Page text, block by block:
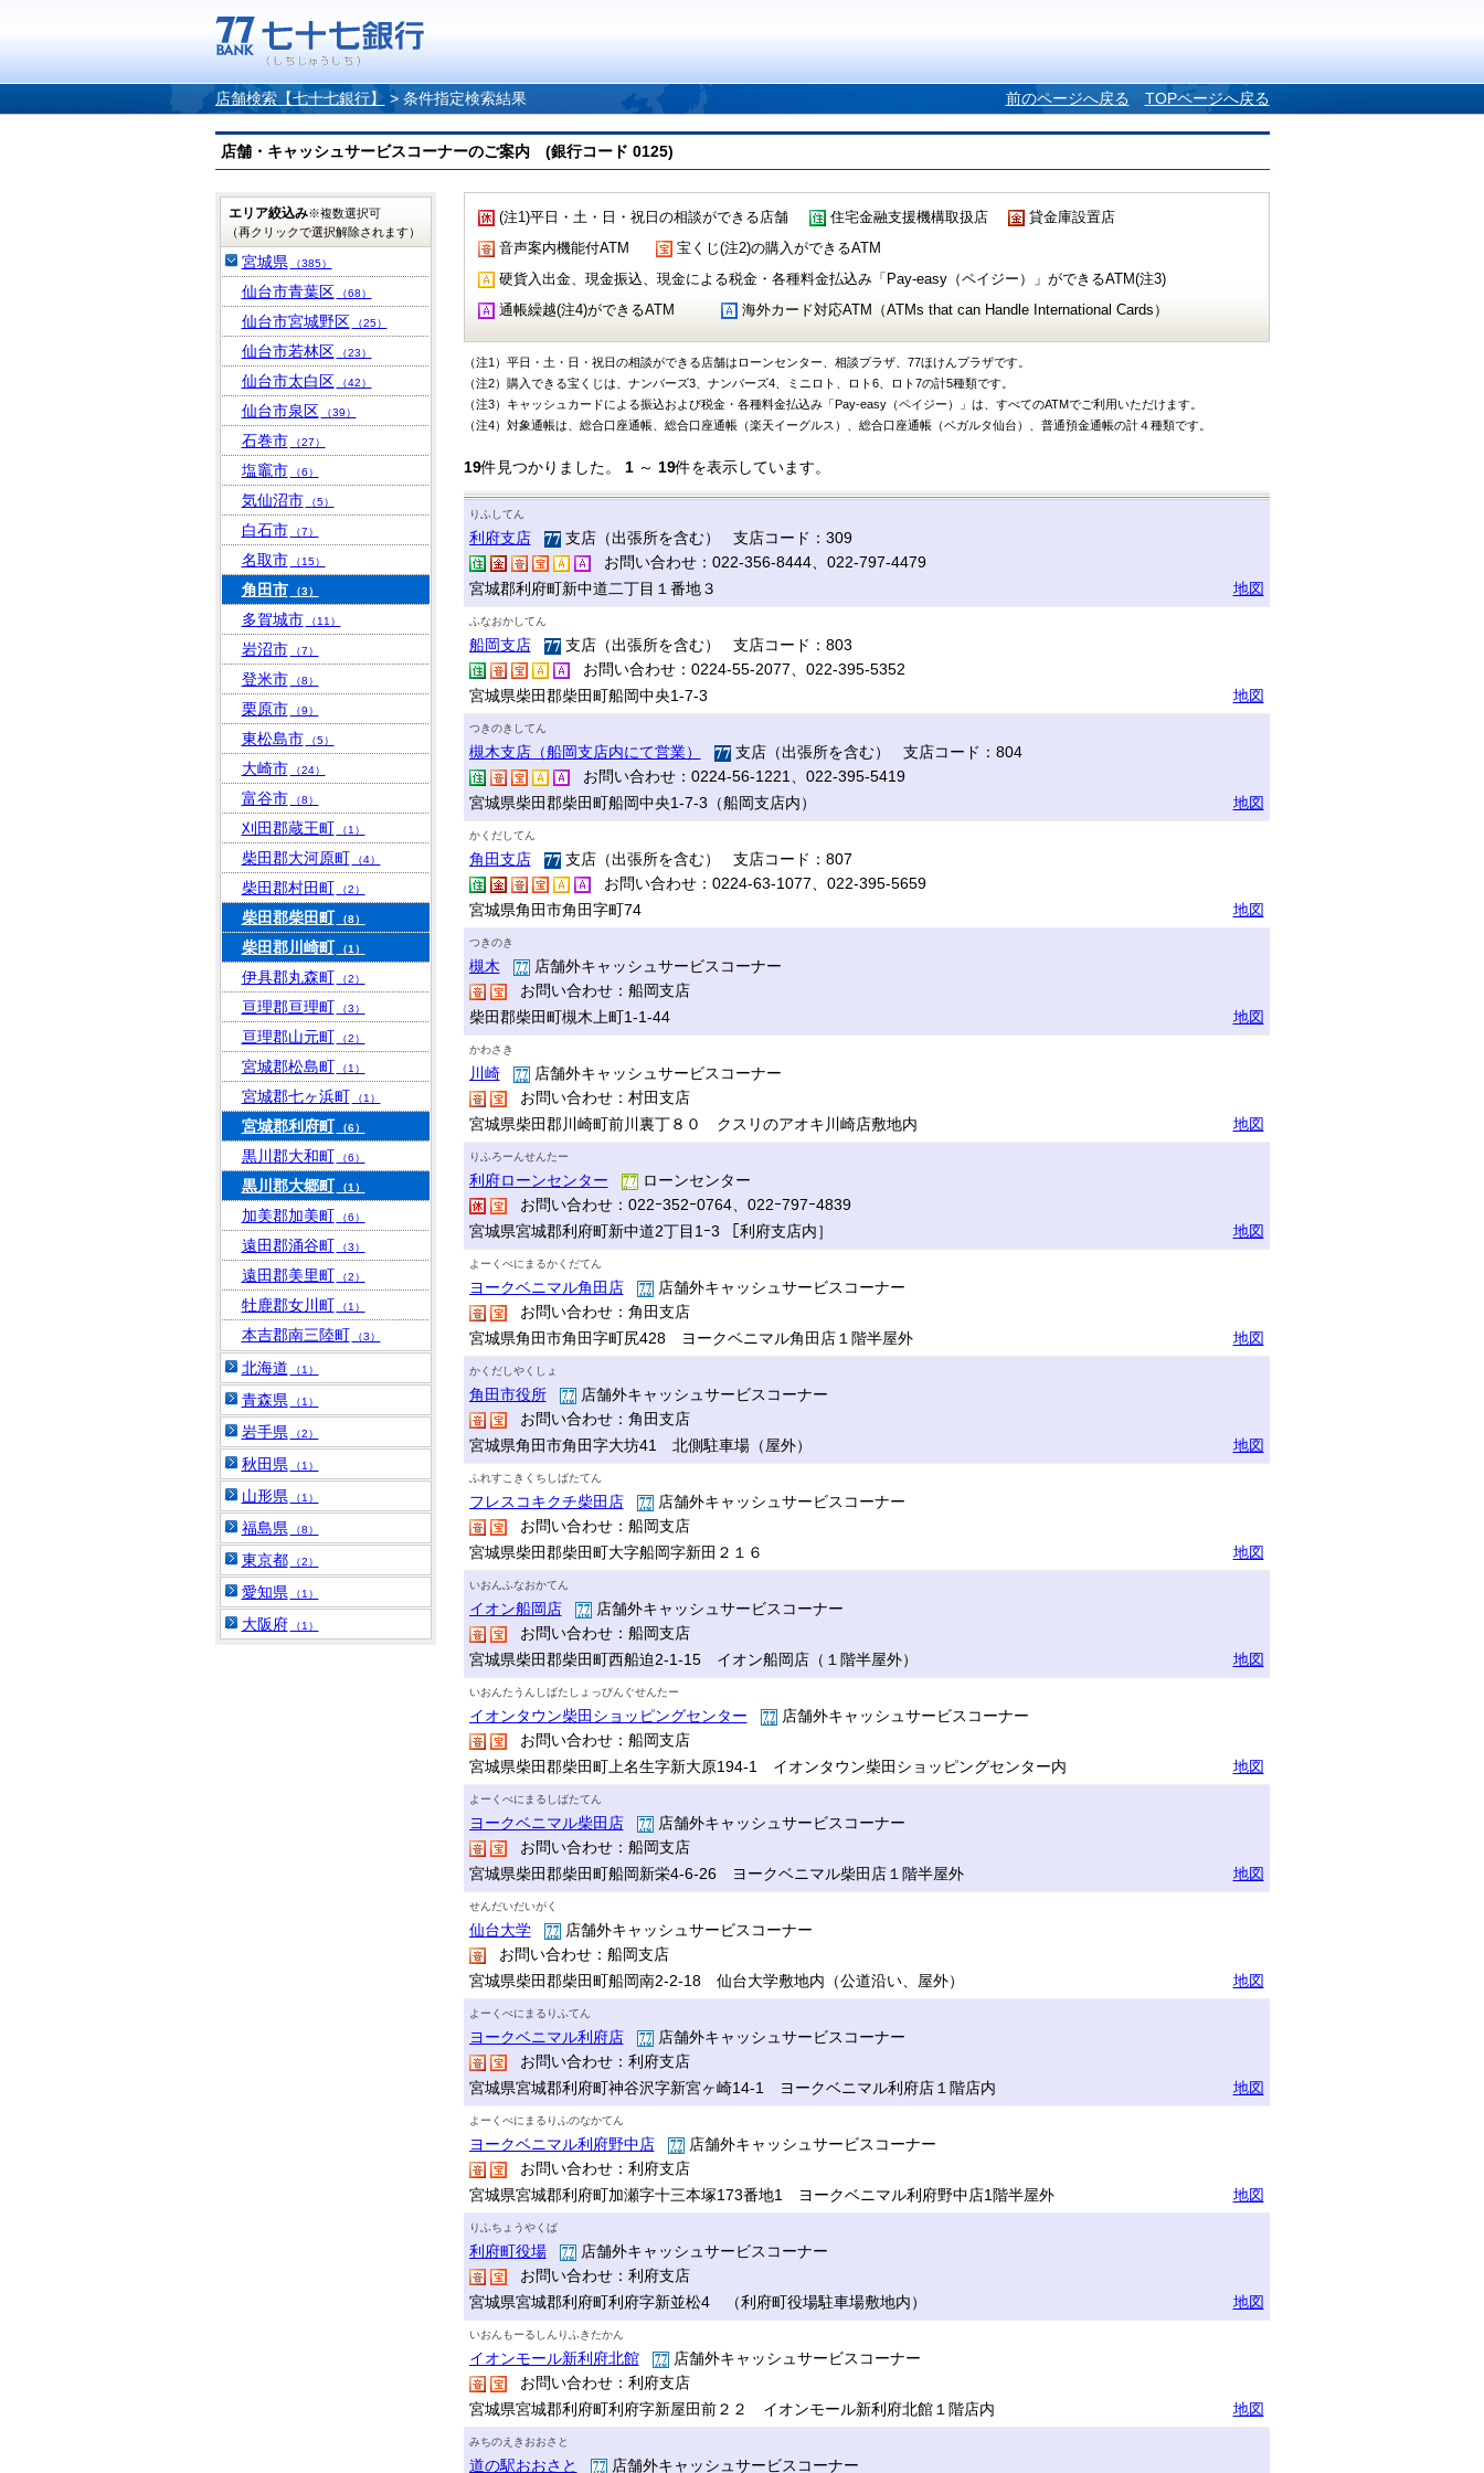
店舗検索【七十七銀行】 > 条件指定検索結果 前のページへ戻る TOPページへ戻る
店舗・キャッシュサービスコーナーのご案内 (銀行コード 0125)
(注1)平日・土・日・祝日の相談ができる店舗 住宅金融支援機構取扱店
貸金庫設置店
音声案内機能付ATM
宝くじ(注2)の購入ができるATM
硬貨入出金、現金振込、現金による税金・各種料金払込み「Pay-easy（ペイジー）」ができるATM(注3)
通帳繰越(注4)ができるATM
海外カード対応ATM（ATMs that can Handle International Cards）
（注1）平日・土・日・祝日の相談ができる店舗はローンセンター、相談プラザ、77ほけんプラザです。
（注2）購入できる宝くじは、ナンバーズ3、ナンバーズ4、ミニロト、ロト6、ロト7の計5種類です。
（注3）キャッシュカードによる振込および税金・各種料金払込み「Pay-easy（ペイジー）」は、すべてのATMでご利用いただけます。
（注4）対象通帳は、総合口座通帳、総合口座通帳（楽天イーグルス）、総合口座通帳（ベガルタ仙台）、普通預金通帳の計４種類です。
19件見つかりました。 1～ 19件を表示しています。
りふしてん
利府支店
支店（出張所を含む） 支店コード：309
お問い合わせ：022-356-8444、022-797-4479
宮城郡利府町新中道二丁目１番地３
地図
ふなおかしてん
船岡支店
支店（出張所を含む） 支店コード：803
お問い合わせ：0224-55-2077、022-395-5352
宮城県柴田郡柴田町船岡中央1-7-3
地図
つきのきしてん
槻木支店（船岡支店内にて営業）
支店（出張所を含む） 支店コード：804
お問い合わせ：0224-56-1221、022-395-5419
宮城県柴田郡柴田町船岡中央1-7-3（船岡支店内）
地図
かくだしてん
角田支店
支店（出張所を含む） 支店コード：807
お問い合わせ：0224-63-1077、022-395-5659
宮城県角田市角田字町74
地図
つきのき
槻木
店舗外キャッシュサービスコーナー
お問い合わせ：船岡支店
柴田郡柴田町槻木上町1-1-44
地図
かわさき
川崎
店舗外キャッシュサービスコーナー
お問い合わせ：村田支店
宮城県柴田郡川崎町前川裏丁８０ クスリのアオキ川崎店敷地内
地図
りふろーんせんたー
利府ローンセンター
ローンセンター
お問い合わせ：022ｰ352ｰ0764、022ｰ797ｰ4839
宮城県宮城郡利府町新中道2丁目1ｰ3 ［利府支店内］
地図
よーくべにまるかくだてん
ヨークベニマル角田店
店舗外キャッシュサービスコーナー
お問い合わせ：角田支店
宮城県角田市角田字町尻428 ヨークベニマル角田店１階半屋外
地図
かくだしやくしょ
角田市役所
店舗外キャッシュサービスコーナー
お問い合わせ：角田支店
宮城県角田市角田字大坊41 北側駐車場（屋外）
地図
ふれすこきくちしばたてん
フレスコキクチ柴田店
店舗外キャッシュサービスコーナー
お問い合わせ：船岡支店
宮城県柴田郡柴田町大字船岡字新田２１６
地図
いおんふなおかてん
イオン船岡店
店舗外キャッシュサービスコーナー
お問い合わせ：船岡支店
宮城県柴田郡柴田町西船迫2-1-15 イオン船岡店（１階半屋外）
地図
いおんたうんしばたしょっぴんぐせんたー
イオンタウン柴田ショッピングセンター
店舗外キャッシュサービスコーナー
お問い合わせ：船岡支店
宮城県柴田郡柴田町上名生字新大原194-1 イオンタウン柴田ショッピングセンター内
地図
よーくべにまるしばたてん
ヨークベニマル柴田店
店舗外キャッシュサービスコーナー
お問い合わせ：船岡支店
宮城県柴田郡柴田町船岡新栄4-6-26 ヨークベニマル柴田店１階半屋外
地図
せんだいだいがく
仙台大学
店舗外キャッシュサービスコーナー
お問い合わせ：船岡支店
宮城県柴田郡柴田町船岡南2-2-18 仙台大学敷地内（公道沿い、屋外）
地図
よーくべにまるりふてん
ヨークベニマル利府店
店舗外キャッシュサービスコーナー
お問い合わせ：利府支店
宮城県宮城郡利府町神谷沢字新宮ヶ崎14-1 ヨークベニマル利府店１階店内
地図
よーくべにまるりふのなかてん
ヨークベニマル利府野中店
店舗外キャッシュサービスコーナー
お問い合わせ：利府支店
宮城県宮城郡利府町加瀬字十三本塚173番地1 ヨークベニマル利府野中店1階半屋外
地図
りふちょうやくば
利府町役場
店舗外キャッシュサービスコーナー
お問い合わせ：利府支店
宮城県宮城郡利府町利府字新並松4 （利府町役場駐車場敷地内）
地図
いおんもーるしんりふきたかん
イオンモール新利府北館
店舗外キャッシュサービスコーナー
お問い合わせ：利府支店
宮城県宮城郡利府町利府字新屋田前２２ イオンモール新利府北館１階店内
地図
みちのえきおおさと
道の駅おおさと 店舗外キャッシュサービスコーナー
エリア絞込み※複数選択可
（再クリックで選択解除されます）
宮城県 （385）
仙台市青葉区 （68）
仙台市宮城野区 （25）
仙台市若林区 （23）
仙台市太白区 （42）
仙台市泉区 （39）
石巻市 （27）
塩竈市 （6）
気仙沼市 （5）
白石市 （7）
名取市 （15）
角田市 （3）
多賀城市 （11）
岩沼市 （7）
登米市 （8）
栗原市 （9）
東松島市 （5）
大崎市 （24）
富谷市 （8）
刈田郡蔵王町 （1）
柴田郡大河原町 （4）
柴田郡村田町 （2）
柴田郡柴田町 （8）
柴田郡川崎町 （1）
伊具郡丸森町 （2）
亘理郡亘理町 （3）
亘理郡山元町 （2）
宮城郡松島町 （1）
宮城郡七ヶ浜町 （1）
宮城郡利府町 （6）
黒川郡大和町 （6）
黒川郡大郷町 （1）
加美郡加美町 （6）
遠田郡涌谷町 （3）
遠田郡美里町 （2）
牡鹿郡女川町 （1）
本吉郡南三陸町 （3）
北海道 （1）
青森県 （1）
岩手県 （2）
秋田県 （1）
山形県 （1）
福島県 （8）
東京都 （2）
愛知県 （1）
大阪府 （1）